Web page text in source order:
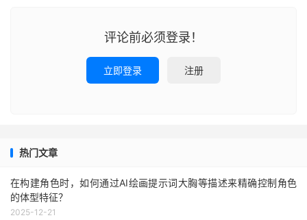
评论前必须登录！
立即登录 注册
热门文章
在构建角色时，如何通过AI绘画提示词大胸等描述来精确控制角色
的体型特征？
2025-12-21